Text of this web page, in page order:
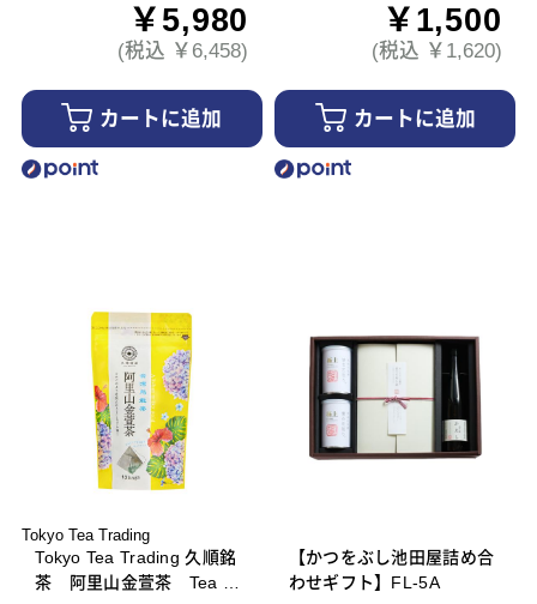
￥5,980
(税込 ￥6,458)
カートに追加
￥1,500
(税込 ￥1,620)
カートに追加
Tokyo Tea Trading
Tokyo Tea Trading 久順銘
茶 阿里山金萱茶 Tea Ba
【かつをぶし池田屋詰め合
わせギフト】FL-5A